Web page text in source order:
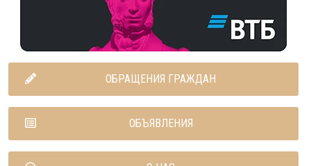
ОБРАЩЕНИЯ ГРАЖДАН
ОБЪЯВЛЕНИЯ